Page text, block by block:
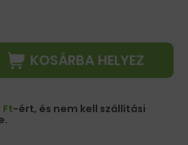
KOSÁRBA HELYEZ
Ft-ért, és nem kell szállítási